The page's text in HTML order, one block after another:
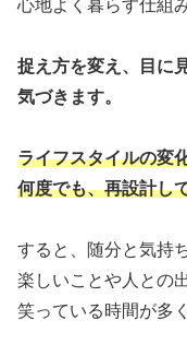
心地よく暮らす仕組
捉え方を変え、目に
気づきます。
ライフスタイルの変
何度でも、再設計し
すると、随分と気持
楽しいことや人との
笑っている時間が多